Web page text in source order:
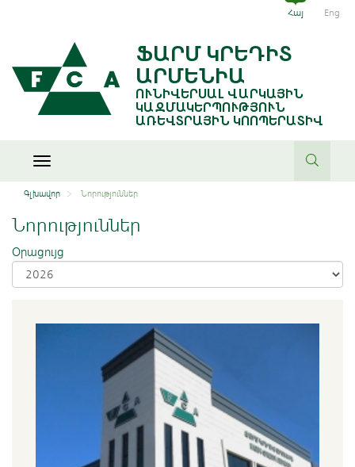
Հայ Eng
ՖԱՐՄ ԿՐԵԴԻՏ
ԱՐՄԵՆԻԱ
ՈՒՆԻՎԵՐՍԱԼ ՎԱՐԿԱՅԻՆ
ԿԱԶՄԱԿԵՐՊՈՒԹՅՈՒՆ
ԱՌԵՎՏՐԱՅԻՆ ԿՈՈՊԵՐԱՏԻՎ
Toggle
Գլխավոր Նորություններ
Նորություններ
Օրացույց